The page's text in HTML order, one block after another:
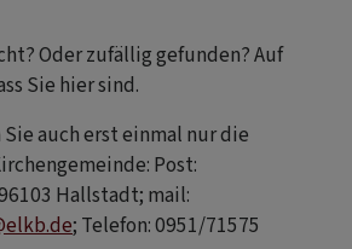
Oder zufällig gefunden? Auf
Sie hier sind.
auch erst einmal nur die
Post:
Hallstadt; mail:
; Telefon: 0951/71575